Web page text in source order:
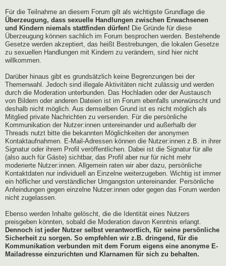
Für die Teilnahme an diesem Forum gilt als wichtigste Grundlage die
Überzeugung, dass sexuelle Handlungen zwischen Erwachsenen
und Kindern niemals stattfinden dürfen! Die Gründe für diese
Überzeugung können sachlich im Forum besprochen werden. Bestehende
Gesetze werden akzeptiert, das heißt Bestrebungen, die lokalen Gesetze
zu sexuellen Handlungen mit Kindern zu verändern, sind hier nicht
willkommen.
Darüber hinaus gibt es grundsätzlich keine Begrenzungen bei der
Themenwahl. Jedoch sind illegale Aktivitäten nicht zulässig und werden
durch die Moderation unterbunden. Das Hochladen oder der Austausch
von Bildern oder anderen Dateien ist im Forum ebenfalls unerwünscht und
deshalb nicht möglich. Aus demselben Grund ist es nicht möglich als
Mitglied private Nachrichten zu versenden. Für die persönliche
Kommunikation der Nutzer:innen untereinander und außerhalb der
Threads nutzt bitte die bekannten Möglichkeiten der anonymen
Kontaktaufnahmen. E-Mail-Adressen können die Nutzer:innen z.B. in ihrer
Signatur oder ihrem Profil veröffentlichen. Dabei ist die Signatur für alle
(also auch für Gäste) sichtbar, das Profil aber nur für nicht mehr
moderierte Nutzer:innen. Allgemein raten wir aber dazu, persönliche
Kontaktdaten nur individuell an Einzelne weiterzugeben. Wichtig ist immer
ein höflicher und verständlicher Umgangston untereinander. Persönliche
Anfeindungen gegen einzelne Nutzer:innen oder gegen das Forum werden
nicht zugelassen.
Ebenso werden Inhalte gelöscht, die die Identität eines Nutzers
preisgeben könnten, sobald die Moderation davon Kenntnis erlangt.
Dennoch ist jeder Nutzer selbst verantwortlich, für seine persönliche
Sicherheit zu sorgen. So empfehlen wir z.B. dringend, für die
Kommunikation verbunden mit dem Forum eigens eine anonyme E-
Mailadresse einzurichten und Klarnamen für sich zu behalten.